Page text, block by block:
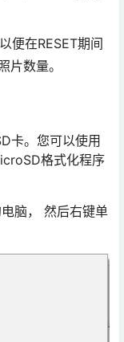
便在RESET期间
片数量。
卡。您可以使用
格式化程序
脑， 然后右键单